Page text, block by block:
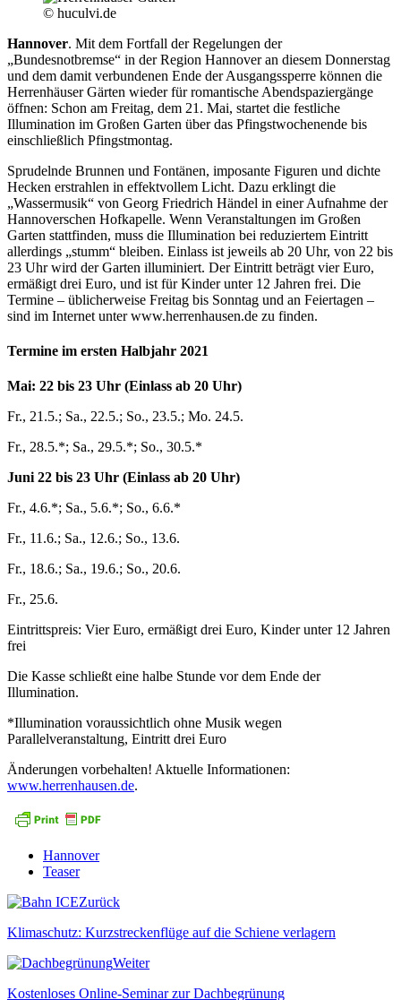
© huculvi.de
Hannover. Mit dem Fortfall der Regelungen der
„Bundesnotbremse“ in der Region Hannover an diesem Donnerstag
und dem damit verbundenen Ende der Ausgangssperre können die
Herrenhäuser Gärten wieder für romantische Abendspaziergänge
öffnen: Schon am Freitag, dem 21. Mai, startet die festliche
Illumination im Großen Garten über das Pfingstwochenende bis
einschließlich Pfingstmontag.
Sprudelnde Brunnen und Fontänen, imposante Figuren und dichte
Hecken erstrahlen in effektvollem Licht. Dazu erklingt die
„Wassermusik“ von Georg Friedrich Händel in einer Aufnahme der
Hannoverschen Hofkapelle. Wenn Veranstaltungen im Großen
Garten stattfinden, muss die Illumination bei reduziertem Eintritt
allerdings „stumm“ bleiben. Einlass ist jeweils ab 20 Uhr, von 22 bis
23 Uhr wird der Garten illuminiert. Der Eintritt beträgt vier Euro,
ermäßigt drei Euro, und ist für Kinder unter 12 Jahren frei. Die
Termine – üblicherweise Freitag bis Sonntag und an Feiertagen –
sind im Internet unter www.herrenhausen.de zu finden.
Termine im ersten Halbjahr 2021
Mai: 22 bis 23 Uhr (Einlass ab 20 Uhr)
Fr., 21.5.; Sa., 22.5.; So., 23.5.; Mo. 24.5.
Fr., 28.5.*; Sa., 29.5.*; So., 30.5.*
Juni 22 bis 23 Uhr (Einlass ab 20 Uhr)
Fr., 4.6.*; Sa., 5.6.*; So., 6.6.*
Fr., 11.6.; Sa., 12.6.; So., 13.6.
Fr., 18.6.; Sa., 19.6.; So., 20.6.
Fr., 25.6.
Eintrittspreis: Vier Euro, ermäßigt drei Euro, Kinder unter 12 Jahren
frei
Die Kasse schließt eine halbe Stunde vor dem Ende der
Illumination.
*Illumination voraussichtlich ohne Musik wegen
Parallelveranstaltung, Eintritt drei Euro
Änderungen vorbehalten! Aktuelle Informationen:
www.herrenhausen.de.
Hannover
Teaser
Zurück
Klimaschutz: Kurzstreckenflüge auf die Schiene verlagern
Weiter
Kostenloses Online-Seminar zur Dachbegrünung